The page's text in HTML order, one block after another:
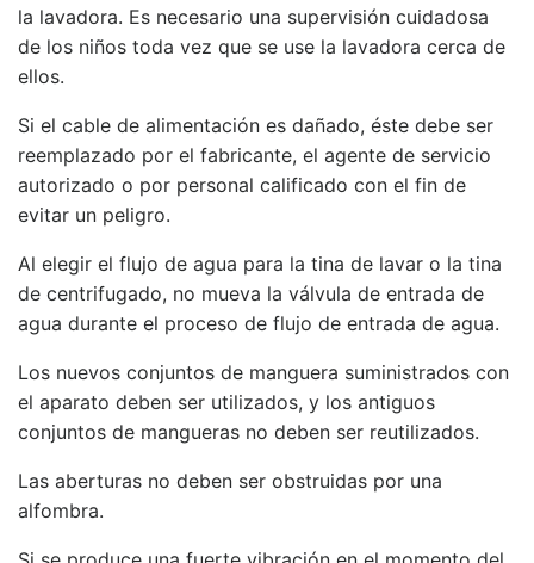
EMPEZAR AHORA
Operación 5
Guía para quitar manchas
Limpieza y cuidado 3
la lavadora. Es necesario una supervisión cuidadosa
de los niños toda vez que se use la lavadora cerca de
ellos.
Si el cable de alimentación es dañado, éste debe ser
reemplazado por el fabricante, el agente de servicio
autorizado o por personal calificado con el fin de
evitar un peligro.
Al elegir el flujo de agua para la tina de lavar o la tina
de centrifugado, no mueva la válvula de entrada de
agua durante el proceso de flujo de entrada de agua.
Los nuevos conjuntos de manguera suministrados con
el aparato deben ser utilizados, y los antiguos
conjuntos de mangueras no deben ser reutilizados.
Las aberturas no deben ser obstruidas por una
alfombra.
+52 (644) 410 9800
Puebla 270. Centro.
85000
Información
Términos
Cursos
Mirage México Únete al único portal de